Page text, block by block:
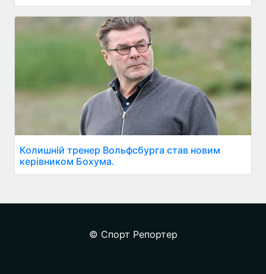
Колишній тренер Вольфсбурга став новим
керівником Бохума.
© Спорт Репортер